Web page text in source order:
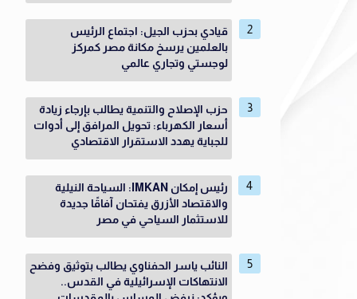
قيادي بحزب الجيل: اجتماع الرئيس
بالعلمين يرسخ مكانة مصر كمركز
لوجستي وتجاري عالمي
حزب الإصلاح والتنمية يطالب بإرجاء زيادة
أسعار الكهرباء: تحويل المرافق إلى أدوات
للجباية يهدد الاستقرار الاقتصادي
رئيس إمكان IMKAN: السياحة النيلية
والاقتصاد الأزرق يفتحان آفاقًا جديدة
للاستثمار السياحي في مصر
النائب ياسر الحفناوي يطالب بتوثيق وفضح
الانتهاكات الإسرائيلية في القدس..